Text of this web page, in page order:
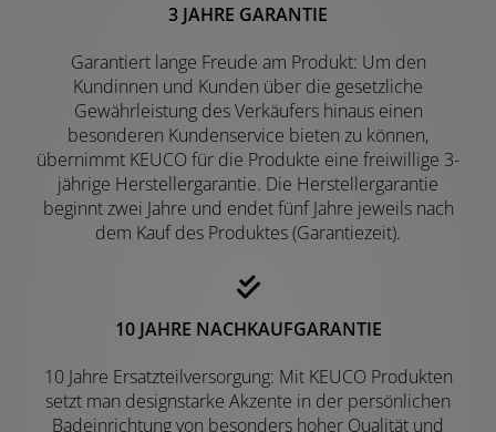
3 JAHRE GARANTIE
Garantiert lange Freude am Produkt: Um den
Kundinnen und Kunden über die gesetzliche
Gewährleistung des Verkäufers hinaus einen
besonderen Kundenservice bieten zu können,
übernimmt KEUCO für die Produkte eine freiwillige 3-
jährige Herstellergarantie. Die Herstellergarantie
beginnt zwei Jahre und endet fünf Jahre jeweils nach
dem Kauf des Produktes (Garantiezeit).
10 JAHRE NACHKAUFGARANTIE
10 Jahre Ersatzteilversorgung: Mit KEUCO Produkten
setzt man designstarke Akzente in der persönlichen
Badeinrichtung von besonders hoher Qualität und